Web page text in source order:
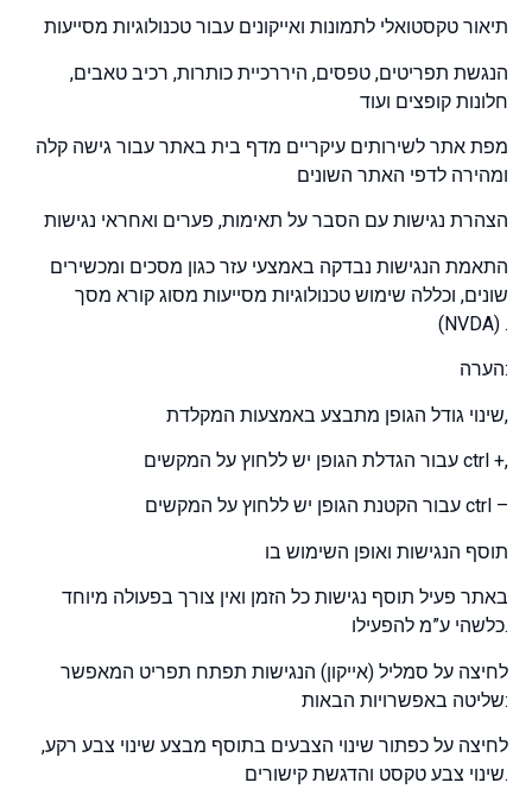
תיאור טקסטואלי לתמונות ואייקונים עבור טכנולוגיות מסייעות
הנגשת תפריטים, טפסים, היררכיית כותרות, רכיב טאבים,
חלונות קופצים ועוד
מפת אתר לשירותים עיקריים מדף בית באתר עבור גישה קלה
ומהירה לדפי האתר השונים
הצהרת נגישות עם הסבר על תאימות, פערים ואחראי נגישות
התאמת הנגישות נבדקה באמצעי עזר כגון מסכים ומכשירים
שונים, וכללה שימוש טכנולוגיות מסייעות מסוג קורא מסך
(NVDA) .
הערה:
שינוי גודל הגופן מתבצע באמצעות המקלדת,
עבור הגדלת הגופן יש ללחוץ על המקשים ctrl +,
עבור הקטנת הגופן יש ללחוץ על המקשים ctrl –
תוסף הנגישות ואופן השימוש בו
באתר פעיל תוסף נגישות כל הזמן ואין צורך בפעולה מיוחד
כלשהי ע”מ להפעילו.
לחיצה על סמליל (אייקון) הנגישות תפתח תפריט המאפשר
שליטה באפשרויות הבאות:
לחיצה על כפתור שינוי הצבעים בתוסף מבצע שינוי צבע רקע,
שינוי צבע טקסט והדגשת קישורים.